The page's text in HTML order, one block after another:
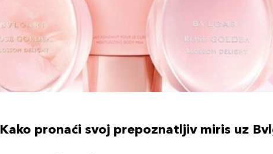
Kako pronaći svoj prepoznatljiv miris uz